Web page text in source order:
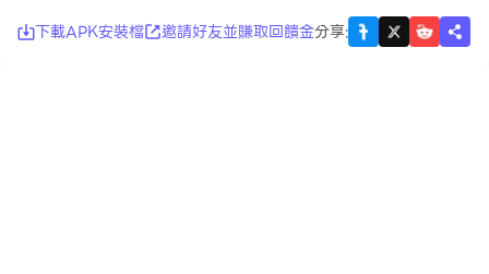
下載APK安裝檔 邀請好友並賺取回饋金分享: